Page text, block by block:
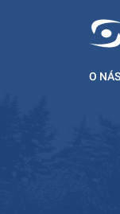
O NÁS